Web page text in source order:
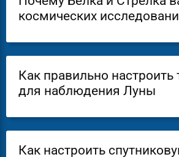
космических
Как правильно настроить
для наблюдения Луны
Как настроить